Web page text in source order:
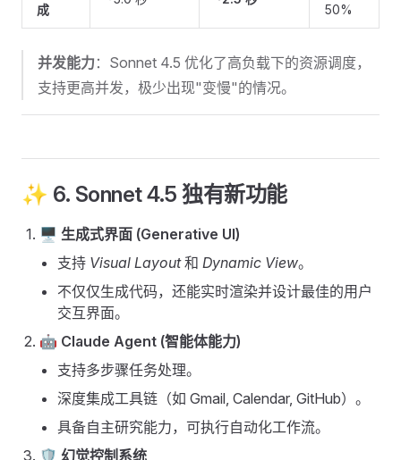
成 50%
并发能力 ：Sonnet 4.5 优化了高负载下的资源调度，
支持更高并发，极少出现"变慢"的情况。
✨ 6. Sonnet 4.5 独有新功能
🖥️ 生成式界面 (Generative UI)
支持 Visual Layout和 Dynamic View。
不仅仅生成代码，还能实时渲染并设计最佳的用户
交互界面。
🤖 Claude Agent (智能体能力)
支持多步骤任务处理。
深度集成工具链（如 Gmail, Calendar, GitHub）。
具备自主研究能力，可执行自动化工作流。
🛡️ 幻觉控制系统